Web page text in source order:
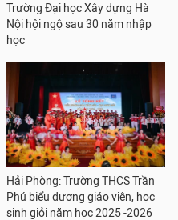
Trường Đại học Xây dựng Hà
Nội hội ngộ sau 30 năm nhập
học
Hải Phòng: Trường THCS Trần
Phú biểu dương giáo viên, học
sinh giỏi năm học 2025 -2026